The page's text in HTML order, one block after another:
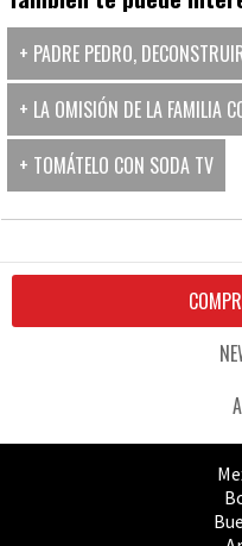
+ PADRE PEDRO,
+ LA OMISIÓN DE LA FAMILIA
+ TOMÁTELO CON SODA TV